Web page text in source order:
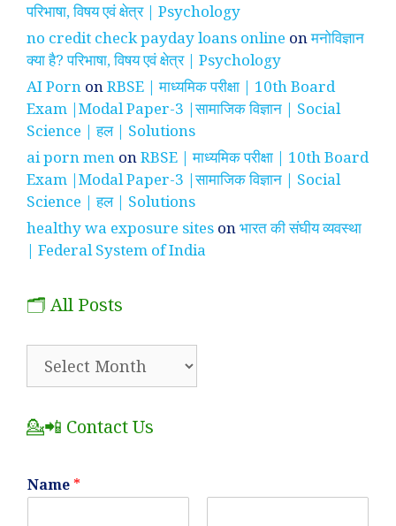
परिभाषा, विषय एवं क्षेत्र | Psychology
no credit check payday loans online onमनोविज्ञान
क्या है? परिभाषा, विषय एवं क्षेत्र | Psychology
AI Porn onRBSE | माध्यमिक परीक्षा | 10th Board
Exam |Modal Paper-3 |सामाजिक विज्ञान | Social
Science | हल | Solutions
ai porn men onRBSE | माध्यमिक परीक्षा | 10th Board
Exam |Modal Paper-3 |सामाजिक विज्ञान | Social
Science | हल | Solutions
healthy wa exposure sites onभारत की संघीय व्यवस्था
| Federal System of India
🗂️ All Posts
💁📲 Contact Us
Name *